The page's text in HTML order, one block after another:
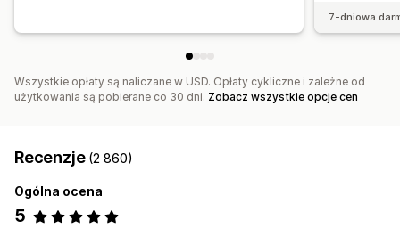
7-dniowa
Wszystkie opłaty są naliczane w USD. Opłaty cykliczne i zależne od
użytkowania są pobierane co 30 dni. Zobacz wszystkie opcje cen
Recenzje (2 860)
Ogólna ocena
5